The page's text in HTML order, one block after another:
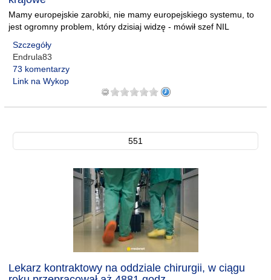
Mamy europejskie zarobki, nie mamy europejskiego systemu, to
jest ogromny problem, który dzisiaj widzę - mówił szef NIL
Szczegóły
Endrula83
73 komentarzy
Link na Wykop
551
Lekarz kontraktowy na oddziale chirurgii, w ciągu